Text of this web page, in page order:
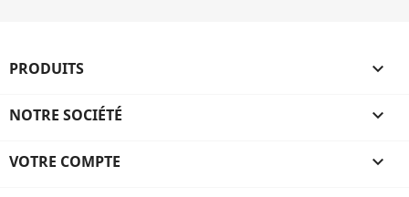
PRODUITS 
NOTRE SOCIÉTÉ 
VOTRE COMPTE 